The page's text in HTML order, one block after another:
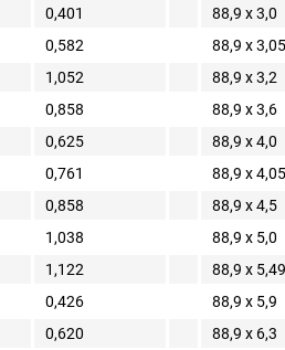
0,401 88,9 x 3,0
0,582 88,9 x 3,05
1,052 88,9 x 3,2
0,858 88,9 x 3,6
0,625 88,9 x 4,0
0,761 88,9 x 4,05
0,858 88,9 x 4,5
1,038 88,9 x 5,0
1,122 88,9 x 5,49
0,426 88,9 x 5,9
0,620 88,9 x 6,3